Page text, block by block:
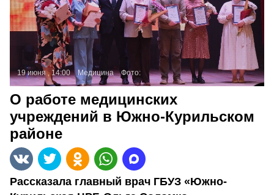
19 июня , 14:00 Медицина Фото:
О работе медицинских
учреждений в Южно-Курильском
районе
Рассказала главный врач ГБУЗ «Южно-